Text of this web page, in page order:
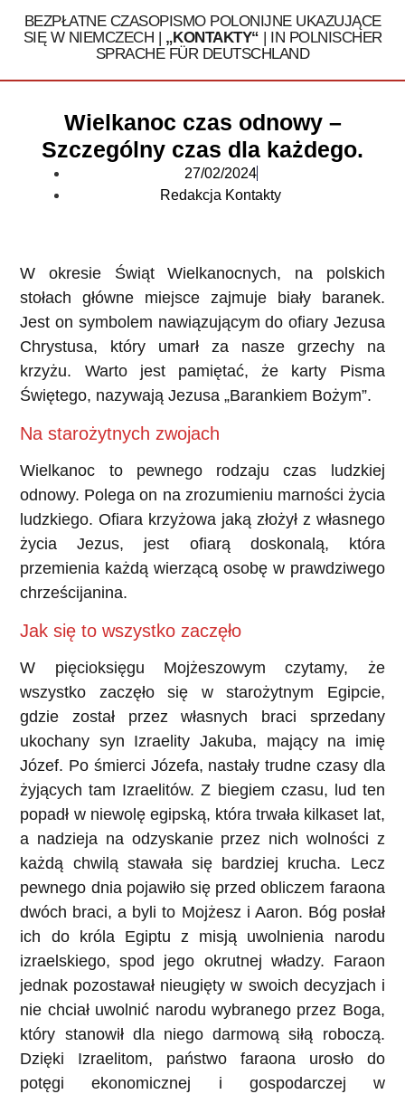
BEZPŁATNE CZASOPISMO POLONIJNE UKAZUJĄCE
SIĘ W NIEMCZECH | „KONTAKTY“ | IN POLNISCHER
SPRACHE FÜR DEUTSCHLAND
Tel. 030 / 324 16 32
Wielkanoc czas odnowy –
Szczególny czas dla każdego.
27/02/2024
Redakcja Kontakty
W okresie Świąt Wielkanocnych, na polskich
stołach główne miejsce zajmuje biały baranek.
Jest on symbolem nawiązującym do ofiary Jezusa
Chrystusa, który umarł za nasze grzechy na
krzyżu. Warto jest pamiętać, że karty Pisma
Świętego, nazywają Jezusa „Barankiem Bożym”.
Na starożytnych zwojach
Wielkanoc to pewnego rodzaju czas ludzkiej
odnowy. Polega on na zrozumieniu marności życia
ludzkiego. Ofiara krzyżowa jaką złożył z własnego
życia Jezus, jest ofiarą doskonalą, która
przemienia każdą wierzącą osobę w prawdziwego
chrześcijanina.
Jak się to wszystko zaczęło
W pięcioksięgu Mojżeszowym czytamy, że
wszystko zaczęło się w starożytnym Egipcie,
gdzie został przez własnych braci sprzedany
ukochany syn Izraelity Jakuba, mający na imię
Józef. Po śmierci Józefa, nastały trudne czasy dla
żyjących tam Izraelitów. Z biegiem czasu, lud ten
popadł w niewolę egipską, która trwała kilkaset lat,
a nadzieja na odzyskanie przez nich wolności z
każdą chwilą stawała się bardziej krucha. Lecz
pewnego dnia pojawiło się przed obliczem faraona
dwóch braci, a byli to Mojżesz i Aaron. Bóg posłał
ich do króla Egiptu z misją uwolnienia narodu
izraelskiego, spod jego okrutnej władzy. Faraon
jednak pozostawał nieugięty w swoich decyzjach i
nie chciał uwolnić narodu wybranego przez Boga,
który stanowił dla niego darmową siłą roboczą.
Dzięki Izraelitom, państwo faraona urosło do
potęgi ekonomicznej i gospodarczej w